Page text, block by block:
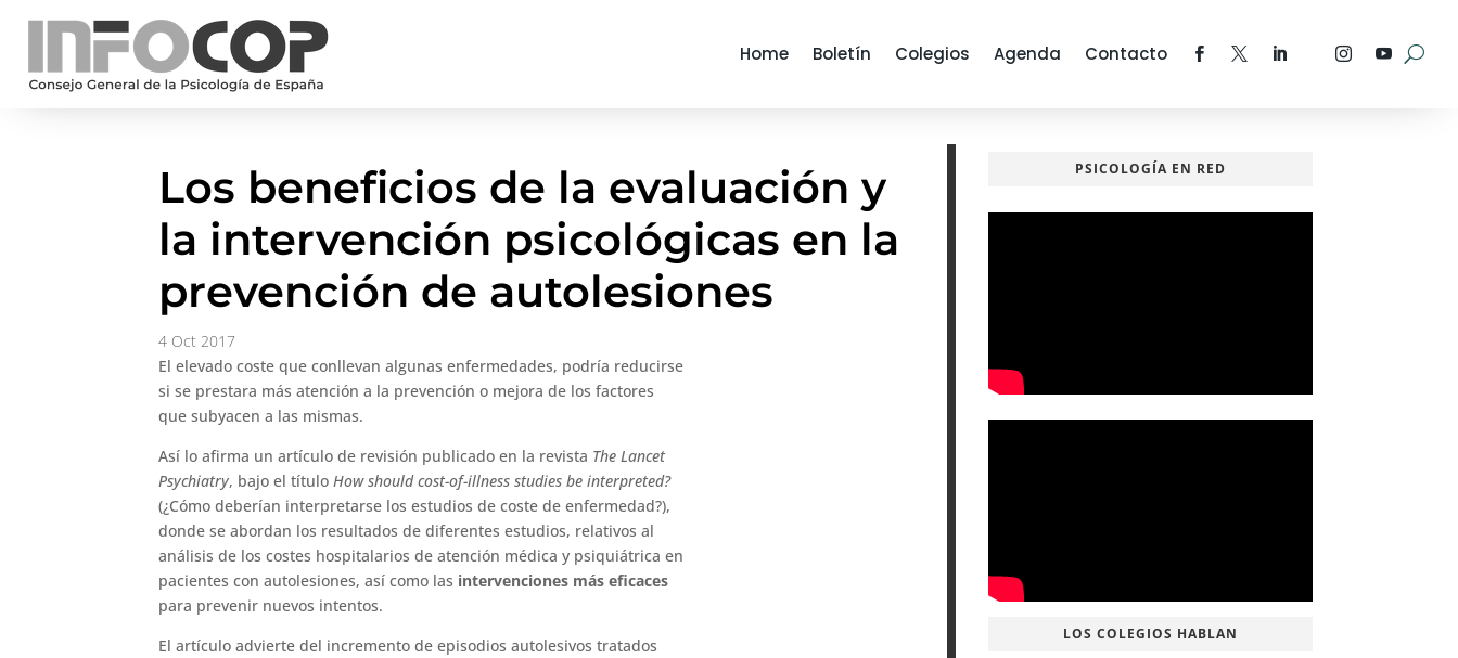
Home Boletín Colegios Agenda Contacto
Los beneficios de la evaluación y
la intervención psicológicas en la
prevención de autolesiones
4 Oct 2017
El elevado coste que conllevan algunas enfermedades, podría reducirse
si se prestara más atención a la prevención o mejora de los factores
que subyacen a las mismas.
Así lo afirma un artículo de revisión publicado en la revista The Lancet
Psychiatry, bajo el título How should cost-of-illness studies be interpreted?
(¿Cómo deberían interpretarse los estudios de coste de enfermedad?),
donde se abordan los resultados de diferentes estudios, relativos al
análisis de los costes hospitalarios de atención médica y psiquiátrica en
pacientes con autolesiones, así como las intervenciones más eficaces
para prevenir nuevos intentos.
El artículo advierte del incremento de episodios autolesivos tratados
PSICOLOGÍA EN RED
LOS COLEGIOS HABLAN